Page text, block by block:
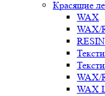
Красящие
WAX
WAX/
RESIN
WAX/
WAX